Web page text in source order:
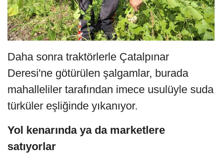
Daha sonra traktörlerle Çatalpınar
Deresi'ne götürülen şalgamlar, burada
mahalleliler tarafından imece usulüyle suda
türküler eşliğinde yıkanıyor.
Yol kenarında ya da marketlere
satıyorlar